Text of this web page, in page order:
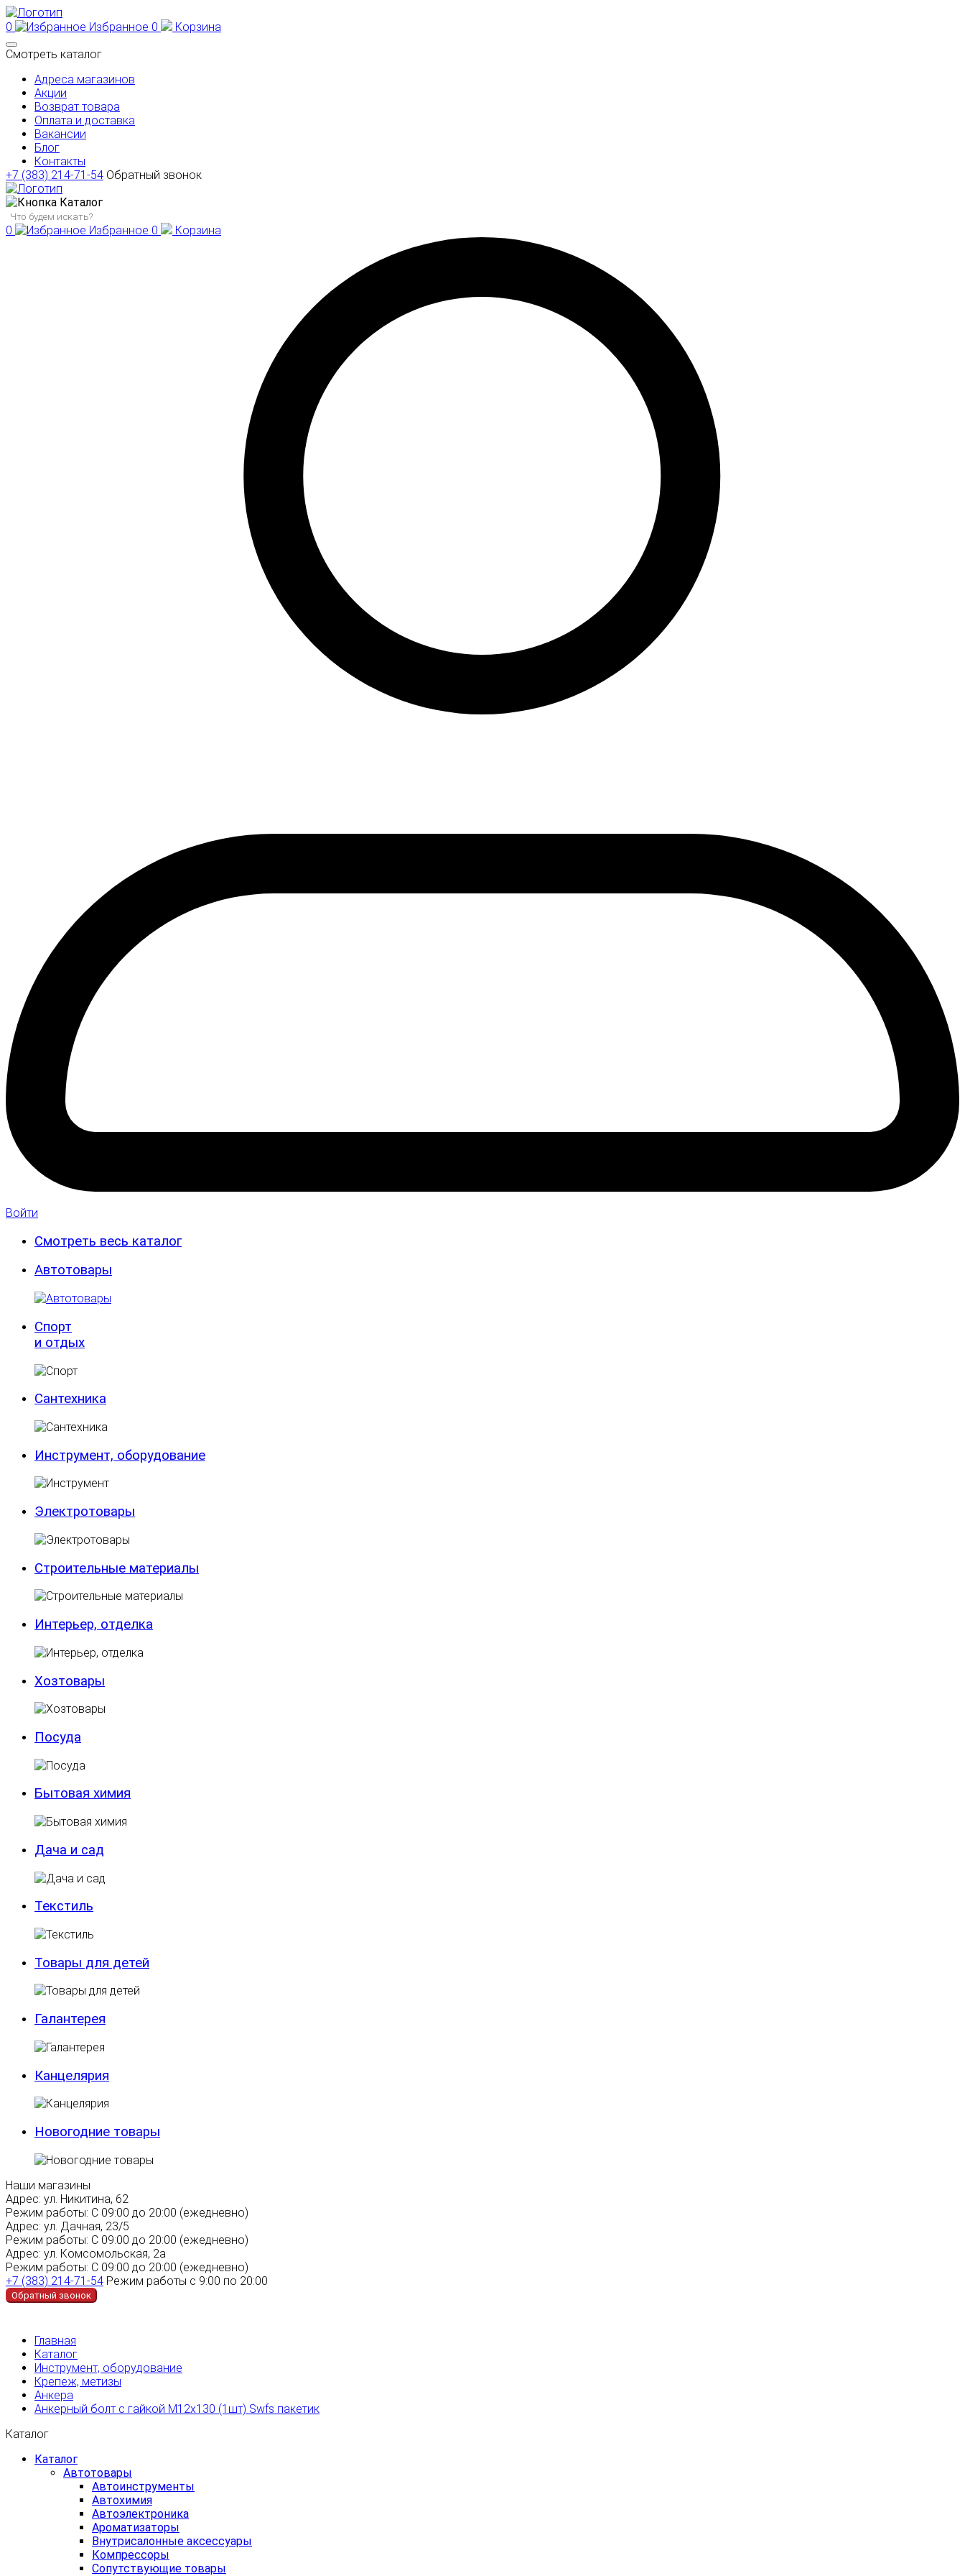
0 Избранное 0
Корзина
Смотреть каталог
Адреса магазинов
Акции
Возврат товара
Оплата и доставка
Вакансии
Блог
Контакты
+7 (383) 214-71-54 Обратный звонок
Каталог
0 Избранное 0 Корзина
Войти
Смотреть весь каталог
Автотовары
Спорт
и отдых
Сантехника
Инструмент, оборудование
Электротовары
Строительные материалы
Интерьер, отделка
Хозтовары
Посуда
Бытовая химия
Дача и сад
Текстиль
Товары для детей
Галантерея
Канцелярия
Новогодние товары
Наши магазины
Адрес: ул. Никитина, 62
Режим работы: С 09:00 до 20:00 (ежедневно)
Адрес: ул. Дачная, 23/5
Режим работы: С 09:00 до 20:00 (ежедневно)
Адрес: ул. Комсомольская, 2а
Режим работы: С 09:00 до 20:00 (ежедневно)
+7 (383) 214-71-54 Режим работы с 9:00 по 20:00
Обратный звонок
Главная
Каталог
Инструмент, оборудование
Крепеж, метизы
Анкера
Анкерный болт с гайкой М12х130 (1шт) Swfs пакетик
Каталог
Каталог
Автотовары
Автоинструменты
Автохимия
Автоэлектроника
Ароматизаторы
Внутрисалонные аксессуары
Компрессоры
Сопутствующие товары